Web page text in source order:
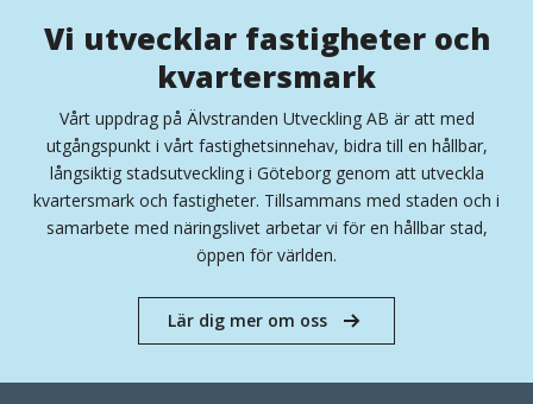
Vi utvecklar fastigheter och
kvartersmark
Vårt uppdrag på Älvstranden Utveckling AB är att med
utgångspunkt i vårt fastighetsinnehav, bidra till en hållbar,
långsiktig stadsutveckling i Göteborg genom att utveckla
kvartersmark och fastigheter. Tillsammans med staden och i
samarbete med näringslivet arbetar vi för en hållbar stad,
öppen för världen.
Lär dig mer om oss